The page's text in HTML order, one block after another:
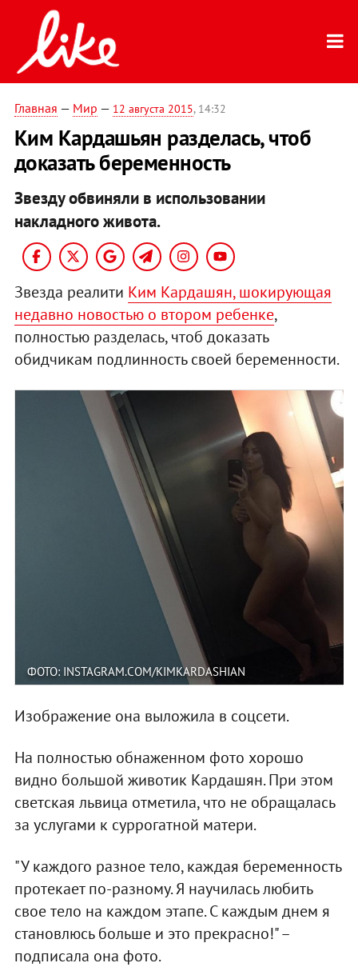
Главная — Мир — 12 августа 2015, 14:32
Ким Кардашьян разделась, чтоб
доказать беременность
Звезду обвиняли в использовании
накладного живота.
Звезда реалити Ким Кардашян, шокирующая
недавно новостью о втором ребенке,
полностью разделась, чтоб доказать
обидчикам подлинность своей беременности.
ФОТО: INSTAGRAM.COM/KIMKARDASHIAN
Изображение она выложила в соцсети.
На полностью обнаженном фото хорошо
видно большой животик Кардашян. При этом
светская львица отметила, что не обращалась
за услугами к суррогатной матери.
"У каждого разное тело, каждая беременность
протекает по-разному. Я научилась любить
свое тело на каждом этапе. С каждым днем я
становлюсь больше и это прекрасно!" –
подписала она фото.